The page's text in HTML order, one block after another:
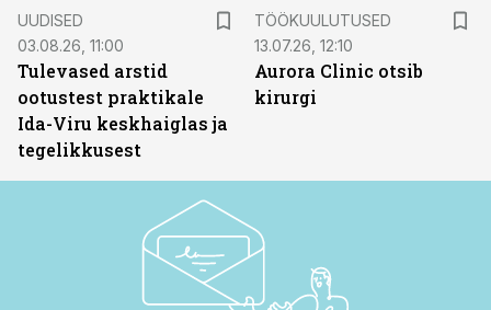
UUDISED
03.08.26, 11:00
Tulevased arstid
ootustest praktikale
Ida-Viru keskhaiglas ja
tegelikkusest
TÖÖKUULUTUSED
13.07.26, 12:10
Aurora Clinic otsib
kirurgi